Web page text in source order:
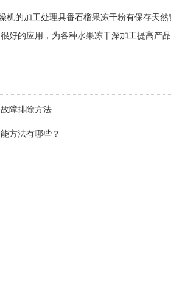
的加工处理具番石榴果冻干粉有保存天然
好的应用，为各种水果冻干深加工提高产
障排除方法
方法有哪些？